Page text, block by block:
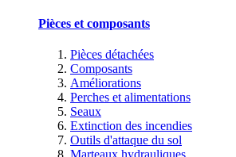
Pièces et composants
Pièces détachées
Composants
Améliorations
Perches et alimentations
Seaux
Extinction des incendies
Outils d'attaque du sol
Marteaux hydrauliques